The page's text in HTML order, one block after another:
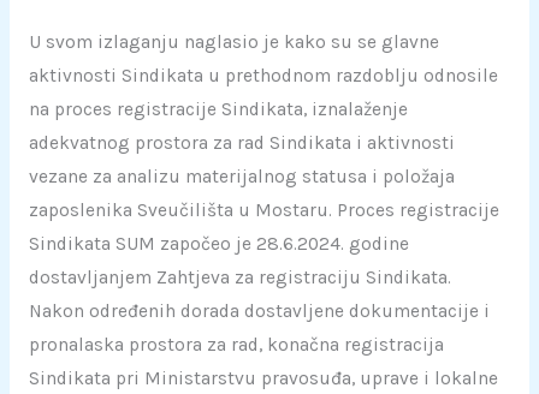
U svom izlaganju naglasio je kako su se glavne
aktivnosti Sindikata u prethodnom razdoblju odnosile
na proces registracije Sindikata, iznalaženje
adekvatnog prostora za rad Sindikata i aktivnosti
vezane za analizu materijalnog statusa i položaja
zaposlenika Sveučilišta u Mostaru. Proces registracije
Sindikata SUM započeo je 28.6.2024. godine
dostavljanjem Zahtjeva za registraciju Sindikata.
Nakon određenih dorada dostavljene dokumentacije i
pronalaska prostora za rad, konačna registracija
Sindikata pri Ministarstvu pravosuđa, uprave i lokalne